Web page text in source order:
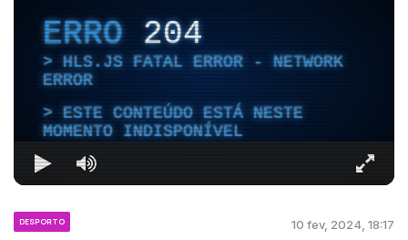
ERRO204
HLS.JS FATAL ERROR - NETWORK
ERROR
ESTE CONTEÚDO ESTÁ NESTE
MOMENTO INDISPONÍVEL
DESPORTO 10 fev, 2024, 18:17